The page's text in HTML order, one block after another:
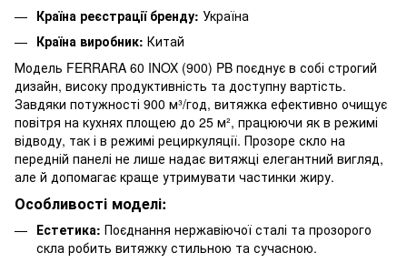
Країна реєстрації бренду: Україна
Країна виробник: Китай
Модель FERRARA 60 INOX (900) PB поєднує в собі строгий
дизайн, високу продуктивність та доступну вартість.
Завдяки потужності 900 м³/год, витяжка ефективно очищує
повітря на кухнях площею до 25 м², працюючи як в режимі
відводу, так і в режимі рециркуляції. Прозоре скло на
передній панелі не лише надає витяжці елегантний вигляд,
але й допомагає краще утримувати частинки жиру.
Особливості моделі:
Естетика: Поєднання нержавіючої сталі та прозорого
скла робить витяжку стильною та сучасною.